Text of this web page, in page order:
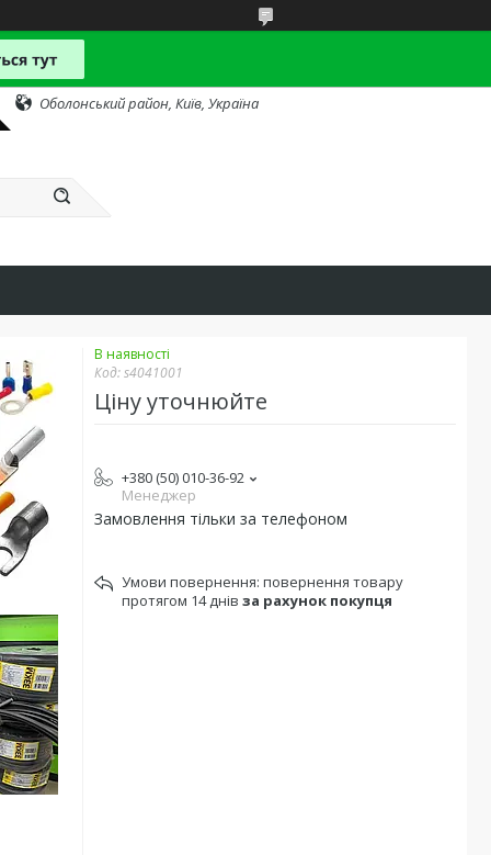
Оболонський район, Київ, Україна
В наявності
Код:s4041001
Ціну уточнюйте
+380 (50) 010-36-92
Менеджер
Замовлення тільки за телефоном
повернення товару
протягом 14 днів за рахунок покупця